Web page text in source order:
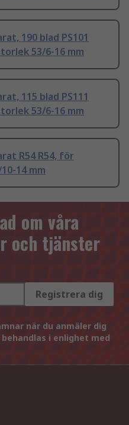
190 blad PS101
53/6-16 mm
115 blad PS111
53/6-16 mm
R54 R54, för
14 mm
om våra
och tjänster
Registrera dig
när du anmäler dig
i enlighet med